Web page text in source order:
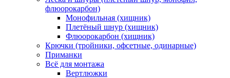
флюорокарбон)
Монофильная (хищник)
Плетёный шнур (хищник)
Флюорокарбон (хищник)
Крючки (тройники, офсетные, одинарные)
Приманки
Всё для монтажа
Вертлюжки